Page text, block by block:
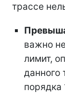
трассе
важно
лимит,
данного
порядка